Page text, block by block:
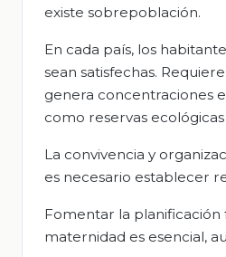
existe sobrepoblación.
En cada país, los
sean satisfechas.
genera concentraciones
como reservas
La convivencia y
es necesario establecer
Fomentar la planificación
maternidad es esencial,